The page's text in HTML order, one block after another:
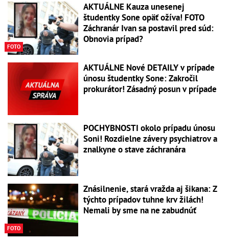
FOTO
AKTUÁLNE Kauza unesenej
študentky Sone opäť ožíva! FOTO
Záchranár Ivan sa postavil pred súd:
Obnovia prípad?
AKTUÁLNE Nové DETAILY v prípade
únosu študentky Sone: Zakročil
prokurátor! Zásadný posun v prípade
POCHYBNOSTI okolo prípadu únosu
Soni! Rozdielne závery psychiatrov a
znalkyne o stave záchranára
FOTO
Znásilnenie, stará vražda aj šikana: Z
týchto prípadov tuhne krv žilách!
Nemali by sme na ne zabudnúť